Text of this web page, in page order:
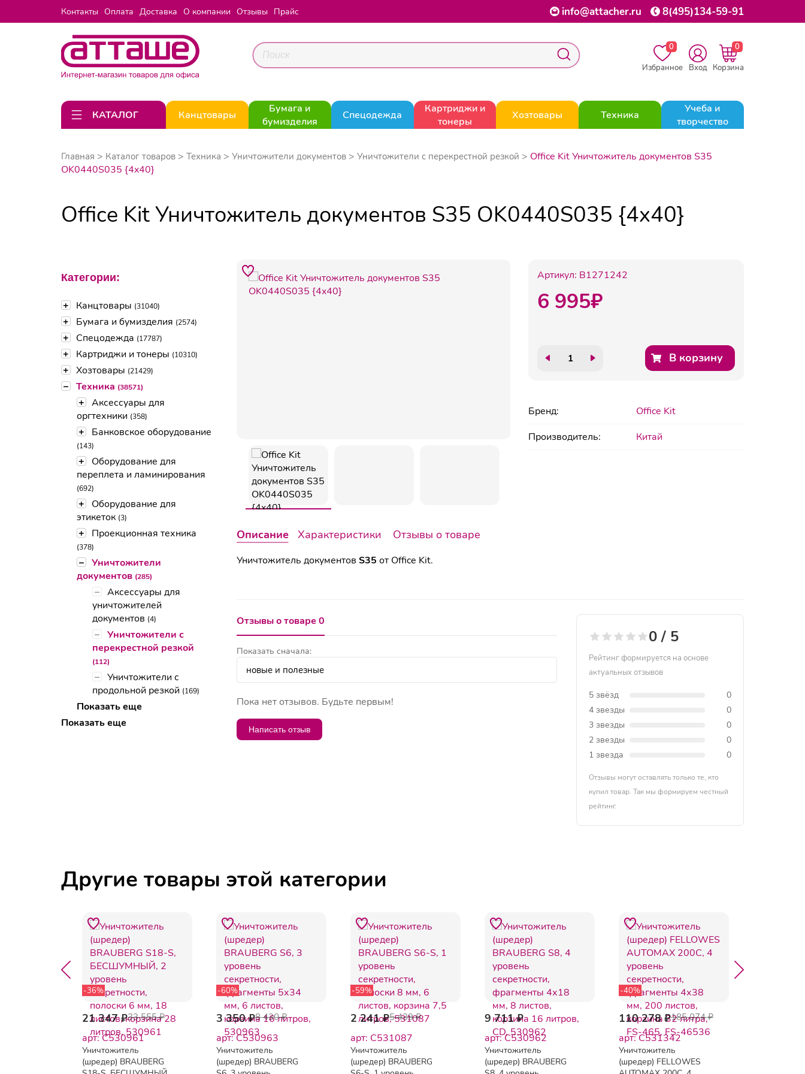
Контакты Оплата Доставка О компании Отзывы Прайс info@attacher.ru 8(495)134-59-91
0
Избранное
Вход
0
Корзина
КАТАЛОГ Канцтовары
Бумага и
бумизделия
Спецодежда
Картриджи и
тонеры
Хозтовары Техника
Учеба и
творчество
Главная Каталог товаров Техника Уничтожители документов Уничтожители с перекрестной резкой
Office Kit Уничтожитель документов S35
OK0440S035 {4x40}
Категории:
+ Канцтовары (31040)
+ Бумага и бумизделия (2574)
+ Спецодежда (17787)
+ Картриджи и тонеры (10310)
+ Хозтовары (21429)
– Техника (38571)
+ Аксессуары для
оргтехники (358)
+ Банковское оборудование
(143)
+
Оборудование для
переплета и ламинирования
(692)
+
Оборудование для
этикеток (3)
+ Проекционная техника
(378)
– Уничтожители
документов (285)
– Аксессуары для
уничтожителей
документов (4)
– Уничтожители с
перекрестной резкой
(112)
– Уничтожители с
продольной резкой (169)
Показать еще
Показать еще
Office Kit Уничтожитель документов S35 OK0440S035 {4x40}
Артикул: B1271242
6 995₽
В корзину
Бренд:
Office Kit
Производитель:
Китай
Описание Характеристики Отзывы о товаре
Уничтожитель документов S35 от Office Kit.
Отзывы о товаре 0
Показать сначала:
Пока нет отзывов. Будьте первым!
Написать отзыв
0 / 5
Рейтинг формируется на основе
актуальных отзывов
5 звёзд
0
4 звезды
0
3 звезды
0
2 звезды
0
1 звезда
0
Отзывы могут оставлять только те, кто
купил товар. Так мы формируем честный
рейтинг.
Другие товары этой категории
-36%
21 347 ₽33 555 ₽
арт: C530961
Уничтожитель
(шредер) BRAUBERG
-60%
3 350 ₽8 430 ₽
арт: C530963
Уничтожитель
(шредер) BRAUBERG
-59%
2 241 ₽5 439 ₽
арт: C531087
Уничтожитель
(шредер) BRAUBERG
9 711 ₽
арт: C530962
Уничтожитель
(шредер) BRAUBERG
-40%
110 278 ₽185 074 ₽
арт: C531342
Уничтожитель
(шредер) FELLOWES